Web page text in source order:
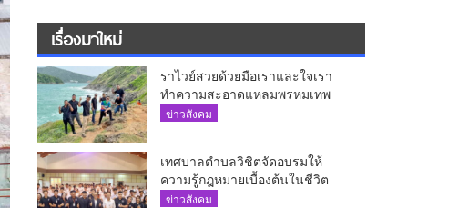
เรื่องมาใหม่
ราไวย์สวยด้วยมือเราและใจเรา
ทำความสะอาดแหลมพรหมเทพ
และแหล่งท่องเที่ยว
ข่าวสังคม
เทศบาลตำบลวิชิตจัดอบรมให้
ความรู้กฎหมายเบื้องต้นในชีวิต
ประจำวันแก่เยาวชน
ข่าวสังคม